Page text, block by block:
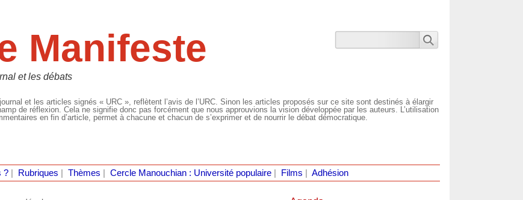
Manifeste
et les débats
et les articles signés « URC », reflètent l’avis de l’URC. Sinon les articles proposés sur ce site sont destinés à élargir
de réflexion. Cela ne signifie donc pas forcément que nous approuvions la vision développée par les auteurs. L’utilisation
en fin d’article, permet à chacune et chacun de s’exprimer et de nourrir le débat démocratique.
?| Rubriques Thèmes Cercle Manouchian : Université populaire| Films Adhésion